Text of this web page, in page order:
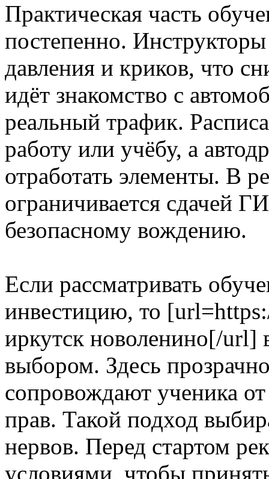
Практическая часть
постепенно.
давления и криков, что
идёт знакомство с
реальный трафик.
работу или учёбу, а
отработать элементы. В
ограничивается сдачей
безопасному вождению.
Если рассматривать
инвестицию, то
иркутск новоленино[/url]
выбором. Здесь
сопровождают ученика
прав. Такой подход
нервов. Перед стартом
условиями, чтобы